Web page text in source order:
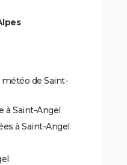
de Saint-
à Saint-Angel
à Saint-Angel